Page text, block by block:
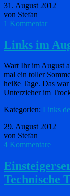
31. August 2012
von Stefan
1 Kommentar
Links im
Wart Ihr im August
mal ein toller
heiße Tage. Das
Unterzieher im
Kategorien: Links
29. August 2012
von Stefan
4 Kommentare
Technische